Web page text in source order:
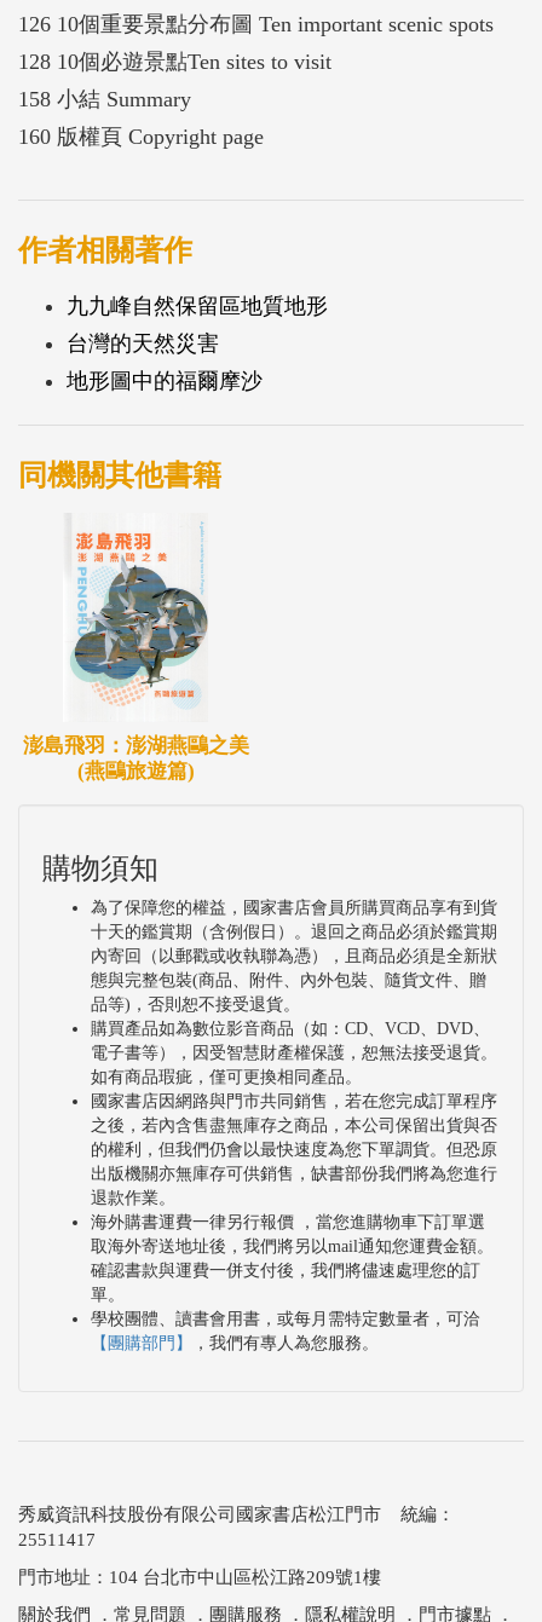
126 10個重要景點分布圖 Ten important scenic spots
128 10個必遊景點Ten sites to visit
158 小結 Summary
160 版權頁 Copyright page
作者相關著作
九九峰自然保留區地質地形
台灣的天然災害
地形圖中的福爾摩沙
同機關其他書籍
澎島飛羽：澎湖燕鷗之美
(燕鷗旅遊篇)
購物須知
為了保障您的權益，國家書店會員所購買商品享有到貨
十天的鑑賞期（含例假日）。退回之商品必須於鑑賞期
內寄回（以郵戳或收執聯為憑），且商品必須是全新狀
態與完整包裝(商品、附件、內外包裝、隨貨文件、贈
品等)，否則恕不接受退貨。
購買產品如為數位影音商品（如：CD、VCD、DVD、
電子書等），因受智慧財產權保護，恕無法接受退貨。
如有商品瑕疵，僅可更換相同產品。
國家書店因網路與門市共同銷售，若在您完成訂單程序
之後，若內含售盡無庫存之商品，本公司保留出貨與否
的權利，但我們仍會以最快速度為您下單調貨。但恐原
出版機關亦無庫存可供銷售，缺書部份我們將為您進行
退款作業。
海外購書運費一律另行報價 ，當您進購物車下訂單選
取海外寄送地址後，我們將另以mail通知您運費金額。
確認書款與運費一併支付後，我們將儘速處理您的訂
單。
學校團體、讀書會用書，或每月需特定數量者，可洽
【團購部門】
，我們有專人為您服務。
秀威資訊科技股份有限公司國家書店松江門市 統編：
25511417
門市地址：104 台北市中山區松江路209號1樓
關於我們 ． 常見問題 ． 團購服務 ． 隱私權說明 ． 門市據點 ．